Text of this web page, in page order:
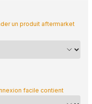
un produit aftermarket
facile contient